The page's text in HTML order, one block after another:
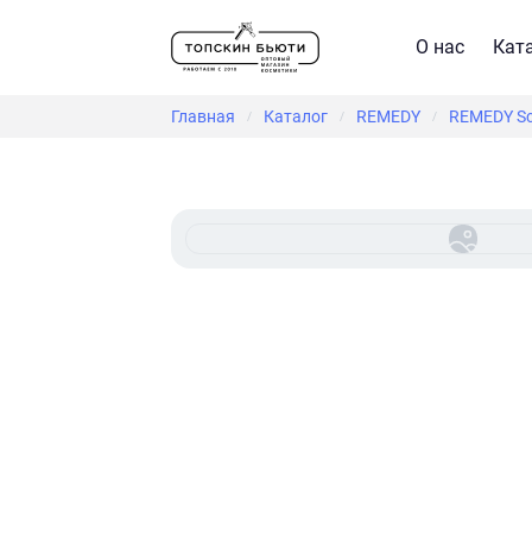
О нас
Главная / Каталог / REMEDY / REMEDY